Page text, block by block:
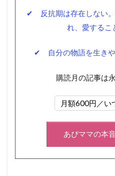
✔ 反抗期は存在しない。
れ、愛するこ
✔ 自分の物語を生きや
購読月の記事は
月額600円／い
あぴママの本